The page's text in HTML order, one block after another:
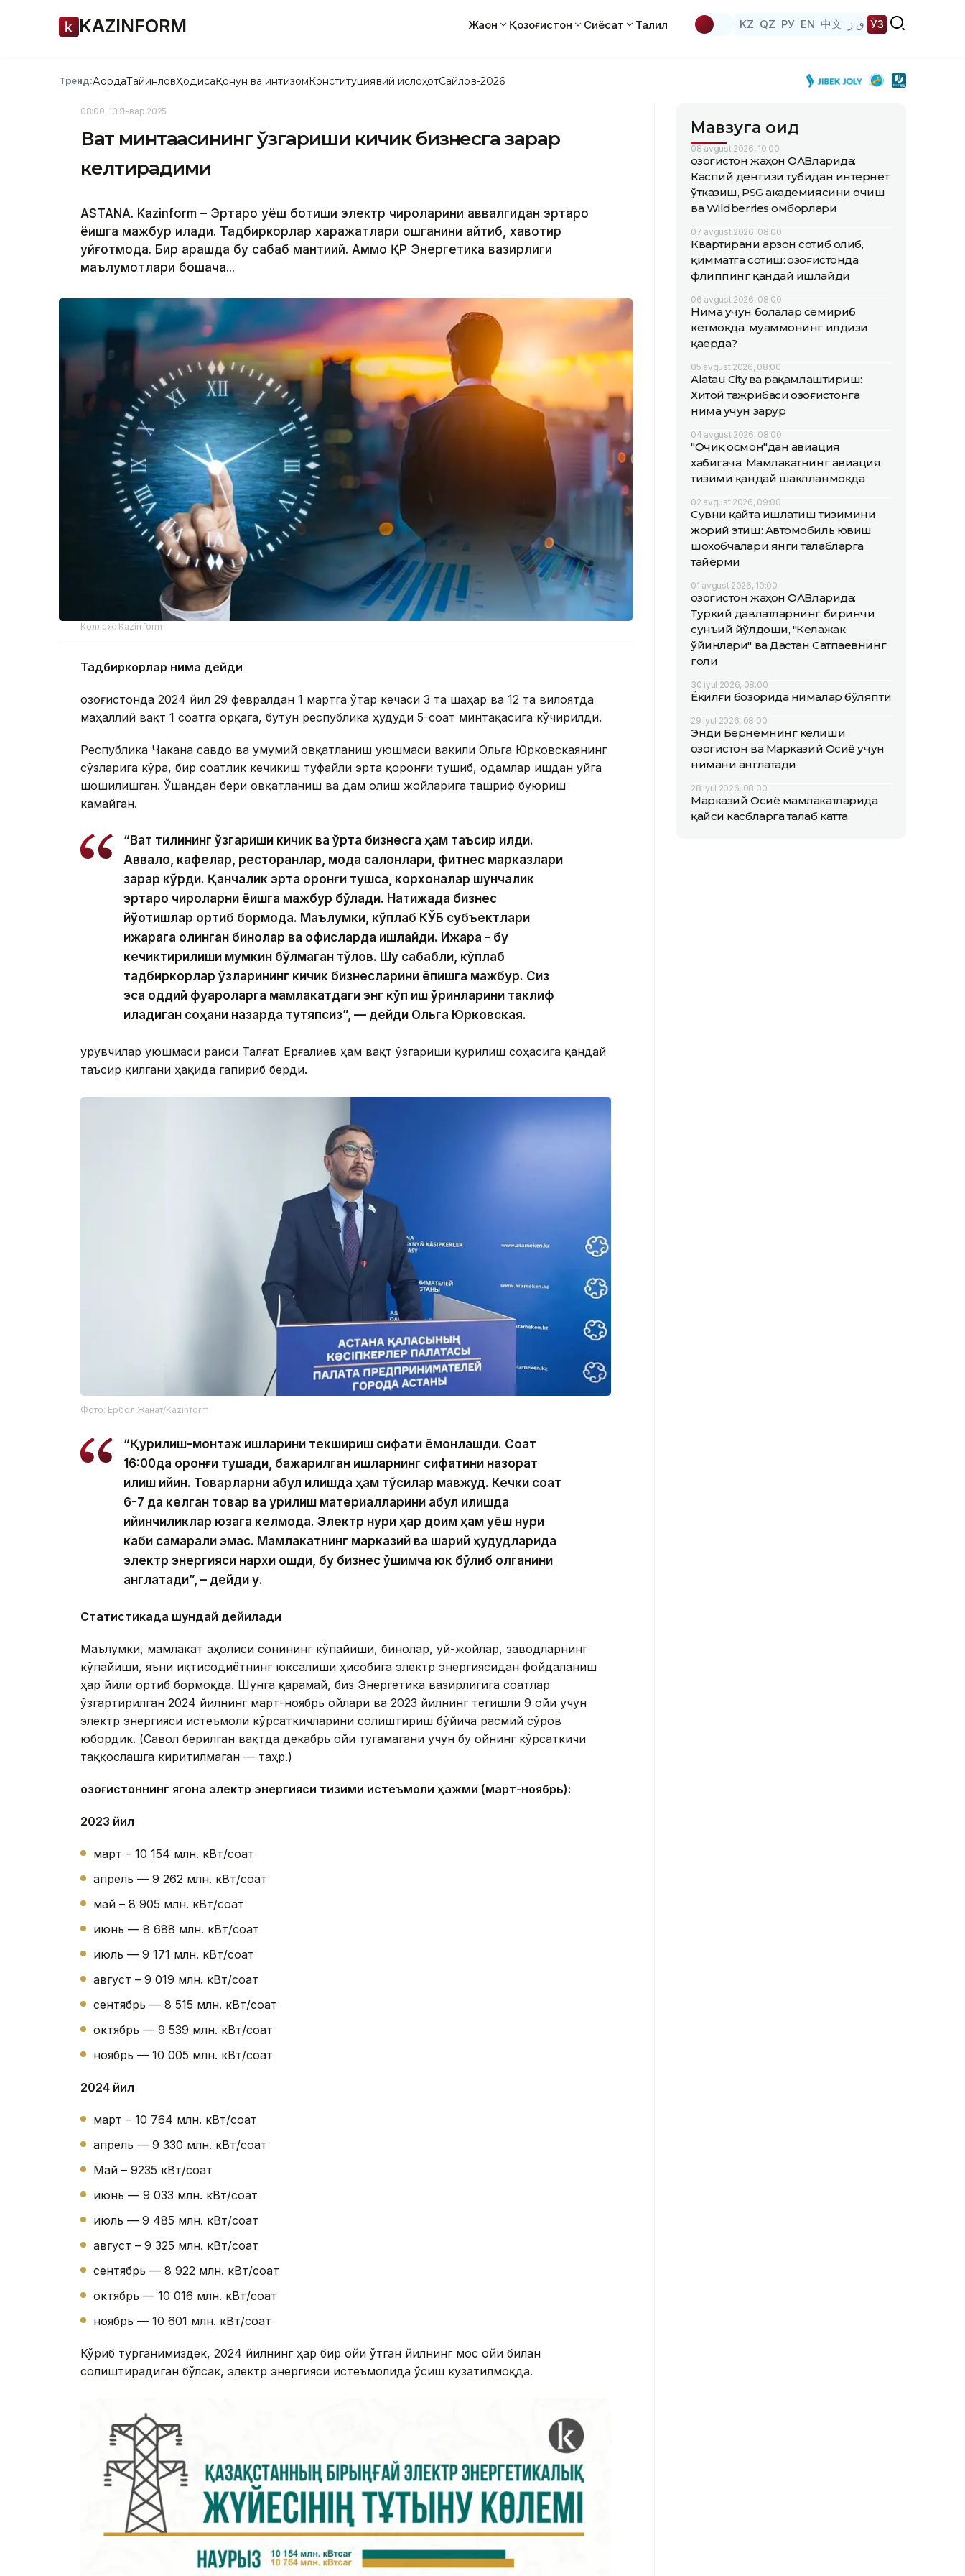
KAZINFORM Жаҳон Қозоғистон Сиёсат Таҳлил KZ QZ РУ EN 中文 ق ز ЎЗ
Тренд:АқордаТайинловҲодисаҚонун ва интизомКонституциявий ислоҳотСайлов-2026
08:00, 13 Январ 2025
Вақт минтақасининг ўзгариши кичик бизнесга зарар
келтирадими
ASTANA. Kazinform – Эртароқ қуёш ботиши электр чироқларини аввалгидан эртароқ
ёқишга мажбур қилади. Тадбиркорлар харажатлари ошганини айтиб, хавотир
уйғотмоқда. Бир қарашда бу сабаб мантиқий. Аммо ҚР Энергетика вазирлиги
маълумотлари бошқача...
Коллаж: Kazinform
Тадбиркорлар нима дейди
Қозоғистонда 2024 йил 29 февралдан 1 мартга ўтар кечаси 3 та шаҳар ва 12 та вилоятда
маҳаллий вақт 1 соатга орқага, бутун республика ҳудуди 5-соат минтақасига кўчирилди.
Республика Чакана савдо ва умумий овқатланиш уюшмаси вакили Ольга Юрковскаянинг
сўзларига кўра, бир соатлик кечикиш туфайли эрта қоронғи тушиб, одамлар ишдан уйга
шошилишган. Ўшандан бери овқатланиш ва дам олиш жойларига ташриф буюриш
камайган.
“Вақт тилининг ўзгариши кичик ва ўрта бизнесга ҳам таъсир қилди.
Аввало, кафелар, ресторанлар, мода салонлари, фитнес марказлари
зарар кўрди. Қанчалик эрта қоронғи тушса, корхоналар шунчалик
эртароқ чироқларни ёқишга мажбур бўлади. Натижада бизнес
йўқотишлар ортиб бормоқда. Маълумки, кўплаб КЎБ субъектлари
ижарага олинган бинолар ва офисларда ишлайди. Ижара - бу
кечиктирилиши мумкин бўлмаган тўлов. Шу сабабли, кўплаб
тадбиркорлар ўзларининг кичик бизнесларини ёпишга мажбур. Сиз
эса оддий фуқароларга мамлакатдаги энг кўп иш ўринларини таклиф
қиладиган соҳани назарда тутяпсиз”, — дейди Ольга Юрковская.
Қурувчилар уюшмаси раиси Талғат Ерғалиев ҳам вақт ўзгариши қурилиш соҳасига қандай
таъсир қилгани ҳақида гапириб берди.
Фото: Ербол Жанат/Kazinform
“Қурилиш-монтаж ишларини текшириш сифати ёмонлашди. Соат
16:00да қоронғи тушади, бажарилган ишларнинг сифатини назорат
қилиш қийин. Товарларни қабул қилишда ҳам тўсиқлар мавжуд. Кечки соат
6-7 да келган товар ва қурилиш материалларини қабул қилишда
қийинчиликлар юзага келмоқда. Электр нури ҳар доим ҳам қуёш нури
каби самарали эмас. Мамлакатнинг марказий ва шарқий ҳудудларида
электр энергияси нархи ошди, бу бизнес қўшимча юк бўлиб қолганини
англатади”, – дейди у.
Статистикада шундай дейилади
Маълумки, мамлакат аҳолиси сонининг кўпайиши, бинолар, уй-жойлар, заводларнинг
кўпайиши, яъни иқтисодиётнинг юксалиши ҳисобига электр энергиясидан фойдаланиш
ҳар йили ортиб бормоқда. Шунга қарамай, биз Энергетика вазирлигига соатлар
ўзгартирилган 2024 йилнинг март-ноябрь ойлари ва 2023 йилнинг тегишли 9 ойи учун
электр энергияси истеъмоли кўрсаткичларини солиштириш бўйича расмий сўров
юбордик. (Савол берилган вақтда декабрь ойи тугамагани учун бу ойнинг кўрсаткичи
таққослашга киритилмаган — таҳр.)
Қозоғистоннинг ягона электр энергияси тизими истеъмоли ҳажми (март-ноябрь):
2023 йил
март – 10 154 млн. кВт/соат
апрель — 9 262 млн. кВт/соат
май – 8 905 млн. кВт/соат
июнь — 8 688 млн. кВт/соат
июль — 9 171 млн. кВт/соат
август – 9 019 млн. кВт/соат
сентябрь — 8 515 млн. кВт/соат
октябрь — 9 539 млн. кВт/соат
ноябрь — 10 005 млн. кВт/соат
2024 йил
март – 10 764 млн. кВт/соат
апрель — 9 330 млн. кВт/соат
Май – 9235 кВт/соат
июнь — 9 033 млн. кВт/соат
июль — 9 485 млн. кВт/соат
август – 9 325 млн. кВт/соат
сентябрь — 8 922 млн. кВт/соат
октябрь — 10 016 млн. кВт/соат
ноябрь — 10 601 млн. кВт/соат
Кўриб турганимиздек, 2024 йилнинг ҳар бир ойи ўтган йилнинг мос ойи билан
солиштирадиган бўлсак, электр энергияси истеъмолида ўсиш кузатилмоқда.
Мавзуга оид
08 avgust 2026, 10:00
Қозоғистон жаҳон ОАВларида:
Каспий денгизи тубидан интернет
ўтказиш, PSG академиясини очиш
ва Wildberries омборлари
07 avgust 2026, 08:00
Квартирани арзон сотиб олиб,
қимматга сотиш: Қозоғистонда
флиппинг қандай ишлайди
06 avgust 2026, 08:00
Нима учун болалар семириб
кетмоқда: муаммонинг илдизи
қаерда?
05 avgust 2026, 08:00
Alatau City ва рақамлаштириш:
Хитой тажрибаси Қозоғистонга
нима учун зарур
04 avgust 2026, 08:00
"Очиқ осмон"дан авиация
хабигача: Мамлакатнинг авиация
тизими қандай шаклланмоқда
02 avgust 2026, 09:00
Сувни қайта ишлатиш тизимини
жорий этиш: Автомобиль ювиш
шохобчалари янги талабларга
тайёрми
01 avgust 2026, 10:00
Қозоғистон жаҳон ОАВларида:
Туркий давлатларнинг биринчи
сунъий йўлдоши, "Келажак
ўйинлари" ва Дастан Сатпаевнинг
голи
30 iyul 2026, 08:00
Ёқилғи бозорида нималар бўляпти
29 iyul 2026, 08:00
Энди Бернемнинг келиши
Қозоғистон ва Марказий Осиё учун
нимани англатади
28 iyul 2026, 08:00
Марказий Осиё мамлакатларида
қайси касбларга талаб катта